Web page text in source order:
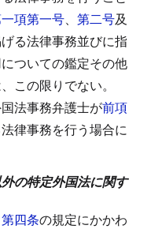
項第一号、 第二号及
る法律事務並びに指
ついての鑑定その他
この限りでない。
法事務弁護士が前項
律事務を行う場合に
の特定外国法に関す
第四条の規定にかかわ